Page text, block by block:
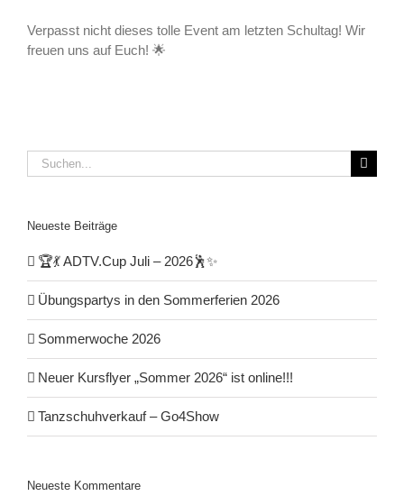
Verpasst nicht dieses tolle Event am letzten Schultag! Wir
freuen uns auf Euch! 🌟
Suche
nach:
Neueste Beiträge
🏆💃 ADTV.Cup Juli – 2026🕺✨
Übungspartys in den Sommerferien 2026
Sommerwoche 2026
Neuer Kursflyer „Sommer 2026“ ist online!!!
Tanzschuhverkauf – Go4Show
Neueste Kommentare